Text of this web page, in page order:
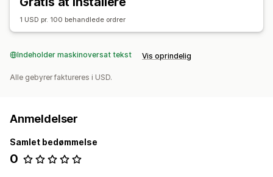
1 USD pr. 100 behandlede ordrer
Indeholder maskinoversat tekst Vis oprindelig
Alle gebyrer faktureres i USD.
Anmeldelser
Samlet bedømmelse
0